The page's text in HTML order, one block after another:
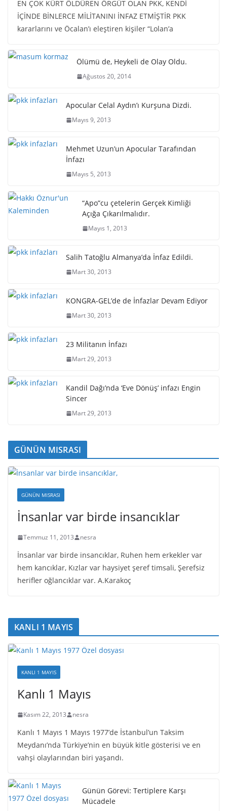
EN ÇOK KÜRT ÖLDÜREN ÖRGÜT OLAN PKK, KENDİ
İÇİNDE BİNLERCE MİLİTANINI İNFAZ ETMİŞTİR PKK
kararlarını ve Öcalan’ı eleştiren kişiler “Lolan’a
Ölümü de, Heykeli de Olay Oldu.
Ağustos 20, 2014
Apocular Celal Aydın’ı Kurşuna Dizdi.
Mayıs 9, 2013
Mehmet Uzun’un Apocular Tarafından
İnfazı
Mayıs 5, 2013
“Apo”cu çetelerin Gerçek Kimliği
Açığa Çıkarılmalıdır.
Mayıs 1, 2013
Salih Tatoğlu Almanya’da İnfaz Edildi.
Mart 30, 2013
KONGRA-GEL’de de İnfazlar Devam Ediyor
Mart 30, 2013
23 Militanın İnfazı
Mart 29, 2013
Kandil Dağı’nda ‘Eve Dönüş’ infazı Engin
Sincer
Mart 29, 2013
GÜNÜN MISRASI
GÜNÜN MISRASI
İnsanlar var birde insancıklar
Temmuz 11, 2013 nesra
İnsanlar var birde insancıklar, Ruhen hem erkekler var
hem kancıklar, Kızlar var haysiyet şeref timsali, Şerefsiz
herifler oğlancıklar var. A.Karakoç
KANLI 1 MAYIS
KANLI 1 MAYIS
Kanlı 1 Mayıs
Kasım 22, 2013 nesra
Kanlı 1 Mayıs 1 Mayıs 1977’de İstanbul’un Taksim
Meydanı’nda Türkiye’nin en büyük kitle gösterisi ve en
vahşi olaylarından biri yaşandı.
Günün Görevi: Tertiplere Karşı
Mücadele